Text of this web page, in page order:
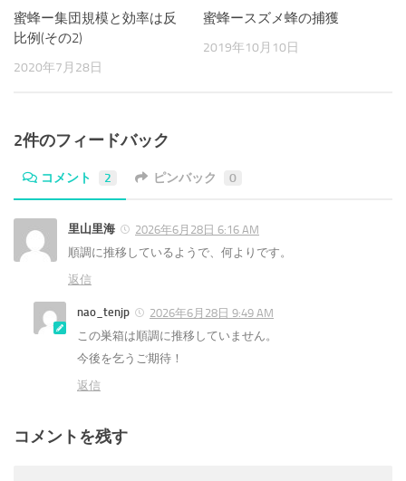
蜜蜂ー集団規模と効率は反
比例(その2)
2020年7月28日
蜜蜂ースズメ蜂の捕獲
2019年10月10日
2件のフィードバック
コメント 2 ピンバック 0
里山里海
2026年6月28日 6:16 AM
順調に推移しているようで、何よりです。
返信
nao_tenjp
2026年6月28日 9:49 AM
この巣箱は順調に推移していません。
今後を乞うご期待！
返信
コメントを残す